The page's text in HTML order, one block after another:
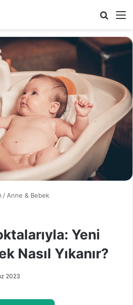
/Anne & Bebek
Yeni
Nasıl Yıkanır?
2023